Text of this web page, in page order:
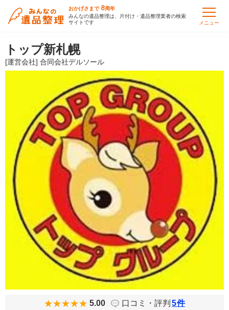
おかげさまで 8周年
みんなの遺品整理は、片付け・遺品整理業者の検索
サイトです
メニュー
トップ新札幌
[運営会社] 合同会社デルソール
5.00 口コミ・評判 5件